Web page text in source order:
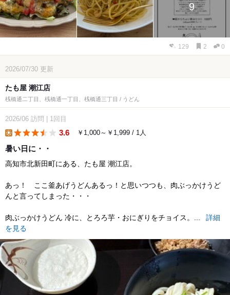
9
129 2 0
2026/07/30 更新
たも屋 潮江店
桟橋通二丁目、桟橋通一丁目、桟橋通三丁目 / うどん
2026/06 訪問 1回目
3.6 ￥1,000～￥1,999 / 1人
暑い日に・・
高知市北新田町にある、たも屋 潮江店。
あっ！ ここ釜あげうどんあるっ！と思いつつも、肉ぶっかけうど
んと言ってしまった・・・
肉ぶっかけうどん 冷に、とろろ芋・おにぎりをチョイス。...
詳細
を見る